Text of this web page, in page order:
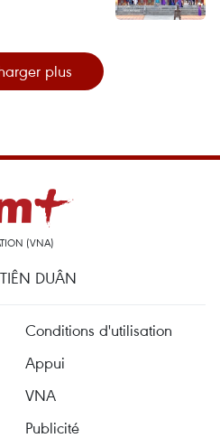
plus
(VNA)
DUÂN
Conditions d'utilisation
Appui
VNA
Publicité